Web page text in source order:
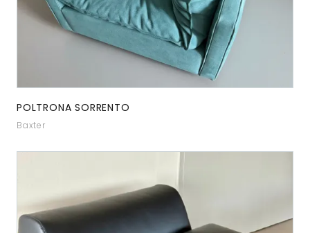
POLTRONA SORRENTO
Baxter